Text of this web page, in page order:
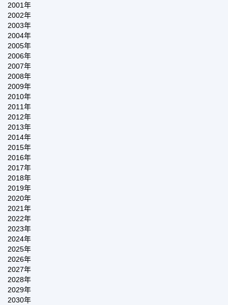
2001年
2002年
2003年
2004年
2005年
2006年
2007年
2008年
2009年
2010年
2011年
2012年
2013年
2014年
2015年
2016年
2017年
2018年
2019年
2020年
2021年
2022年
2023年
2024年
2025年
2026年
2027年
2028年
2029年
2030年